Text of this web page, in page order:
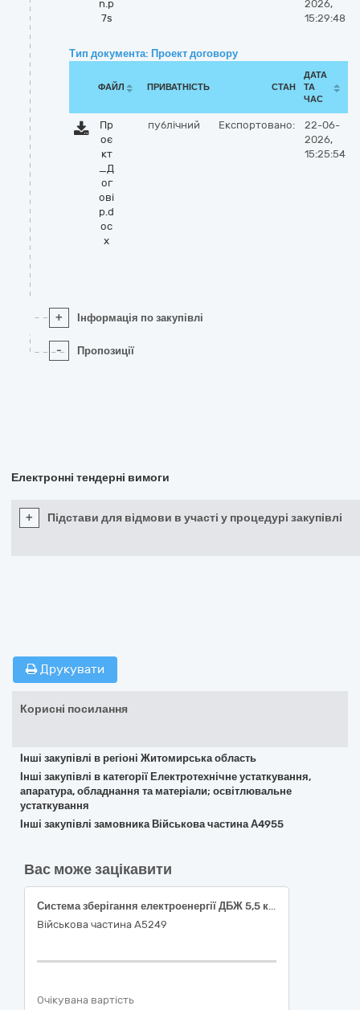
n.p
7s
2026,
15:29:48
Тип документа: Проект договору
ФАЙЛ ПРИВАТНІСТЬ СТАН
ДАТА
ТА
ЧАС
Пр
оє
кт
_Д
ог
ові
р.d
oc
x
публічний Експортовано:
22-06-
2026,
15:25:54
+ Інформація по закупівлі
- Пропозиції
Електронні тендерні вимоги
+ Підстави для відмови в участі у процедурі закупівлі
Друкувати
Корисні посилання
Інші закупівлі в регіоні Житомирська область
Інші закупівлі в категорії Електротехнічне устаткування,
апаратура, обладнання та матеріали; освітлювальне
устаткування
Інші закупівлі замовника Військова частина А4955
Вас може зацікавити
Система зберігання електроенергії ДБЖ 5,5 кВт 5 кВт*г . Інвертор + акумулятор
Військова частина А5249
Очікувана вартість